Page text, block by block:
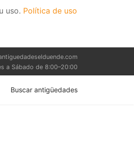
uso. Política de uso
a Sábado de 8:00–20:00
Buscar antigüedades